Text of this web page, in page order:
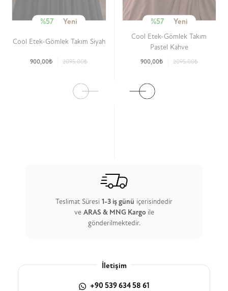
%57 Yeni
Cool Etek-Gömlek Takım Siyah
900,00₺ 2095.00₺
%57 Yeni
Cool Etek-Gömlek Takım
Pastel Kahve
900,00₺ 2095.00₺
Teslimat Süresi 1-3 iş günü içerisindedir
ve ARAS & MNG Kargo ile
gönderilmektedir.
İletişim
+90 539 634 58 61